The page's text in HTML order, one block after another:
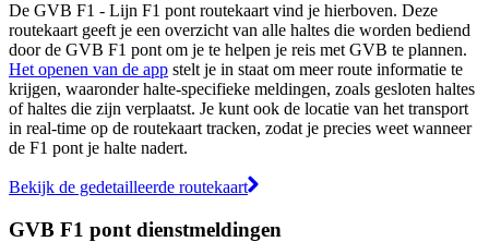
De GVB F1 - Lijn F1 pont routekaart vind je hierboven. Deze
routekaart geeft je een overzicht van alle haltes die worden bediend
door de GVB F1 pont om je te helpen je reis met GVB te plannen.
Het openen van de app stelt je in staat om meer route informatie te
krijgen, waaronder halte-specifieke meldingen, zoals gesloten haltes
of haltes die zijn verplaatst. Je kunt ook de locatie van het transport
in real-time op de routekaart tracken, zodat je precies weet wanneer
de F1 pont je halte nadert.
Bekijk de gedetailleerde routekaart
GVB F1 pont dienstmeldingen